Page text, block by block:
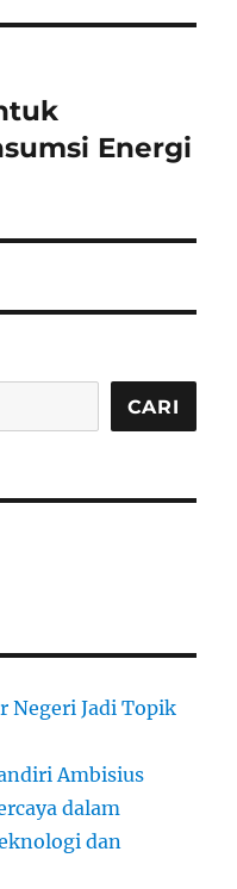
Energi
CARI
Negeri Jadi Topik
Ambisius
dalam
dan